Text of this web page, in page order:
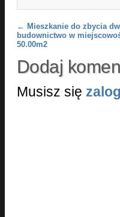
Post navigation
← Mieszkanie do zbycia
budownictwo w
50.00m2
Dodaj
Musisz się